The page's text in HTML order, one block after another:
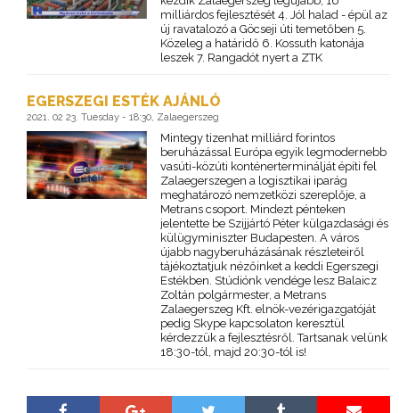
milliárdos fejlesztését 4. Jól halad - épül az
új ravatalozó a Göcseji úti temetőben 5.
Közeleg a határidő 6. Kossuth katonája
leszek 7. Rangadót nyert a ZTK
EGERSZEGI ESTÉK AJÁNLÓ
2021. 02 23. Tuesday - 18:30, Zalaegerszeg
Mintegy tizenhat milliárd forintos
beruházással Európa egyik legmodernebb
vasúti-közúti konténerterminálját építi fel
Zalaegerszegen a logisztikai iparág
meghatározó nemzetközi szereplője, a
Metrans csoport. Mindezt pénteken
jelentette be Szijjártó Péter külgazdasági és
külügyminiszter Budapesten. A város
újabb nagyberuházásának részleteiről
tájékoztatjuk nézőinket a keddi Egerszegi
Estékben. Stúdiónk vendége lesz Balaicz
Zoltán polgármester, a Metrans
Zalaegerszeg Kft. elnök-vezérigazgatóját
pedig Skype kapcsolaton keresztül
kérdezzük a fejlesztésről. Tartsanak velünk
18:30-tól, majd 20:30-tól is!